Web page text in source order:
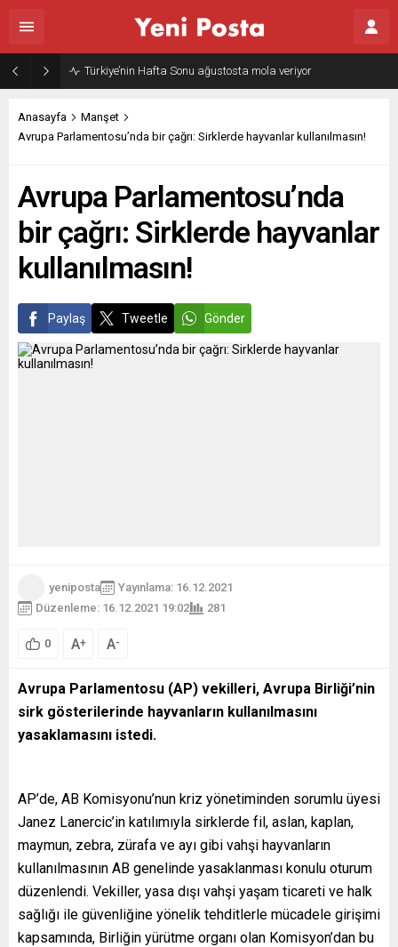
Gazze’nin geleceği: Teknokratik kontrol mü, kolonializm mi?
Anasayfa
Manşet
Avrupa Parlamentosu’nda bir çağrı: Sirklerde hayvanlar kullanılmasın!
Avrupa Parlamentosu’nda
bir çağrı: Sirklerde hayvanlar
kullanılmasın!
Paylaş Tweetle Gönder
yeniposta
Yayınlama: 16.12.2021
Düzenleme: 16.12.2021 19:02
281
0 A+ A-
Avrupa Parlamentosu (AP) vekilleri, Avrupa Birliği’nin
sirk gösterilerinde hayvanların kullanılmasını
yasaklamasını istedi.
AP’de, AB Komisyonu’nun kriz yönetiminden sorumlu üyesi
Janez Lanercic’in katılımıyla sirklerde fil, aslan, kaplan,
maymun, zebra, zürafa ve ayı gibi vahşi hayvanların
kullanılmasının AB genelinde yasaklanması konulu oturum
düzenlendi. Vekiller, yasa dışı vahşi yaşam ticareti ve halk
sağlığı ile güvenliğine yönelik tehditlerle mücadele girişimi
kapsamında, Birliğin yürütme organı olan Komisyon’dan bu